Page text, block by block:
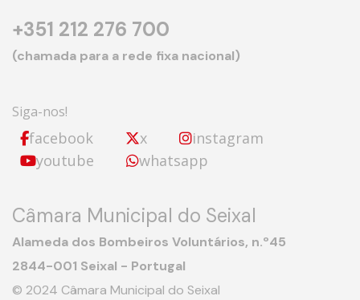
+351 212 276 700
(chamada para a rede fixa nacional)
Siga-nos!
facebook x
instagram
youtube
whatsapp
Câmara Municipal do Seixal
Alameda dos Bombeiros Voluntários, n.º45
2844-001 Seixal - Portugal
© 2024 Câmara Municipal do Seixal